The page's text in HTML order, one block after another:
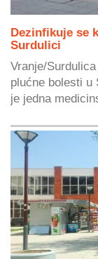
Dezinfikuje se
Surdulici
Vranje/
plućne bolesti u
je jedna